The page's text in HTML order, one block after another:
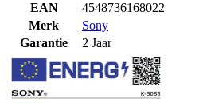
EAN
4548736168022
Merk
Sony
Garantie
2 Jaar